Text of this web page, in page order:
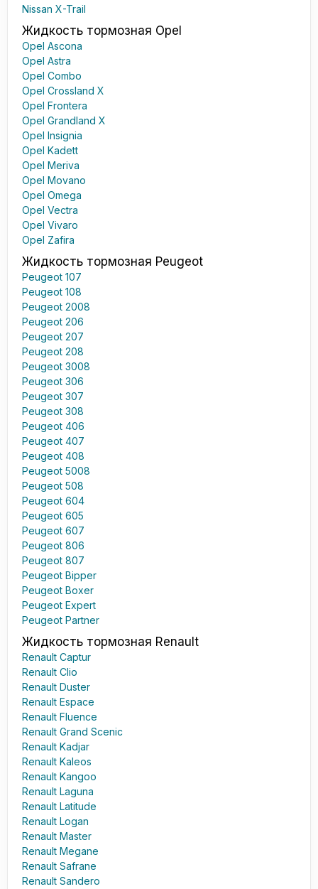
Nissan X-Trail
Жидкость тормозная Opel
Opel Ascona
Opel Astra
Opel Combo
Opel Crossland X
Opel Frontera
Opel Grandland X
Opel Insignia
Opel Kadett
Opel Meriva
Opel Movano
Opel Omega
Opel Vectra
Opel Vivaro
Opel Zafira
Жидкость тормозная Peugeot
Peugeot 107
Peugeot 108
Peugeot 2008
Peugeot 206
Peugeot 207
Peugeot 208
Peugeot 3008
Peugeot 306
Peugeot 307
Peugeot 308
Peugeot 406
Peugeot 407
Peugeot 408
Peugeot 5008
Peugeot 508
Peugeot 604
Peugeot 605
Peugeot 607
Peugeot 806
Peugeot 807
Peugeot Bipper
Peugeot Boxer
Peugeot Expert
Peugeot Partner
Жидкость тормозная Renault
Renault Captur
Renault Clio
Renault Duster
Renault Espace
Renault Fluence
Renault Grand Scenic
Renault Kadjar
Renault Kaleos
Renault Kangoo
Renault Laguna
Renault Latitude
Renault Logan
Renault Master
Renault Megane
Renault Safrane
Renault Sandero